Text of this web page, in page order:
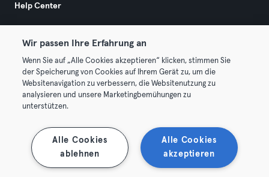
Help Center
© 2026 Urban Sports Group GmbH. All rights reserved.
AGB Datenschutz
Vertrag hier kündigen Hier Verträge widerrufen
Wir passen Ihre Erfahrung an
Wenn Sie auf „Alle Cookies akzeptieren“ klicken, stimmen Sie
der Speicherung von Cookies auf Ihrem Gerät zu, um die
Websitenavigation zu verbessern, die Websitenutzung zu
analysieren und unsere Marketingbemühungen zu
unterstützen.
Alle Cookies
akzeptieren
Alle Cookies
ablehnen